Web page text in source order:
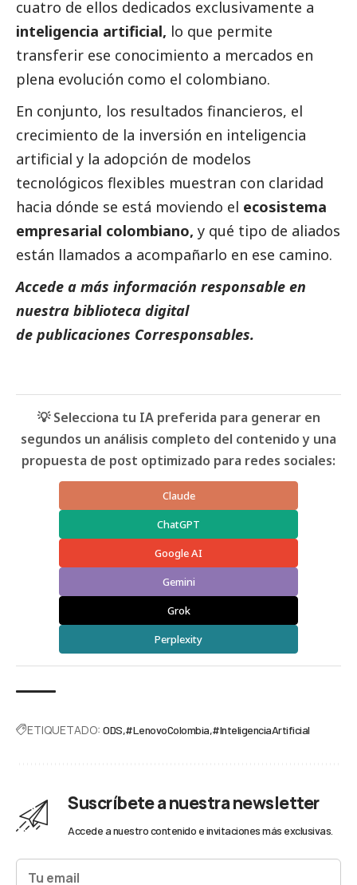
cuatro de ellos dedicados exclusivamente a
inteligencia artificial, lo que permite
transferir ese conocimiento a mercados en
plena evolución como el colombiano.
En conjunto, los resultados financieros, el
crecimiento de la inversión en inteligencia
artificial y la adopción de modelos
tecnológicos flexibles muestran con claridad
hacia dónde se está moviendo el ecosistema
empresarial colombiano, y qué tipo de aliados
están llamados a acompañarlo en ese camino.
Accede a más información responsable en
nuestra biblioteca digital
de publicaciones Corresponsables.
💡 Selecciona tu IA preferida para generar en
segundos un análisis completo del contenido y una
propuesta de post optimizado para redes sociales:
Claude
ChatGPT
Google AI
Gemini
Grok
Perplexity
ETIQUETADO: ODS #LenovoColombia #InteligenciaArtificial
Suscríbete a nuestra newsletter
Accede a nuestro contenido e invitaciones más exclusivas.